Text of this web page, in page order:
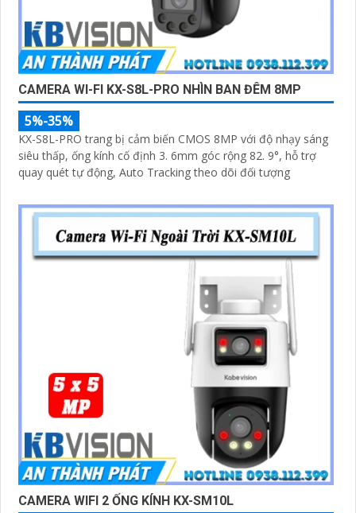
CAMERA WI-FI KX-S8L-PRO NHÌN BAN ĐÊM 8MP
5%-35%
KX-S8L-PRO trang bị cảm biến CMOS 8MP với độ nhạy sáng
siêu thấp, ống kính cố định 3. 6mm góc rộng 82. 9°, hỗ trợ
quay quét tự động, Auto Tracking theo dõi đối tượng
CAMERA WIFI 2 ỐNG KÍNH KX-SM10L